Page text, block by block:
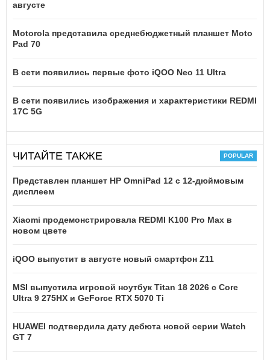
августе
Motorola представила среднебюджетный планшет Moto
Pad 70
В сети появились первые фото iQOO Neo 11 Ultra
В сети появились изображения и характеристики REDMI
17C 5G
ЧИТАЙТЕ ТАКЖЕ
Представлен планшет HP OmniPad 12 с 12-дюймовым
дисплеем
Xiaomi продемонстрировала REDMI K100 Pro Max в
новом цвете
iQOO выпустит в августе новый смартфон Z11
MSI выпустила игровой ноутбук Titan 18 2026 с Core
Ultra 9 275HX и GeForce RTX 5070 Ti
HUAWEI подтвердила дату дебюта новой серии Watch
GT 7